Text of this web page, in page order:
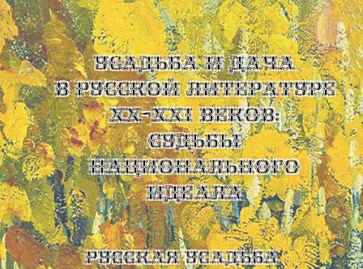
УСАДЬБА И ДАЧА
В РУССКОЙ ЛИТЕРАТУРЕ
XX-XXI ВЕКОВ:
СУДЬБЫ
НАЦИОНАЛЬНОГО
ИДЕАЛА
Русская усадьба